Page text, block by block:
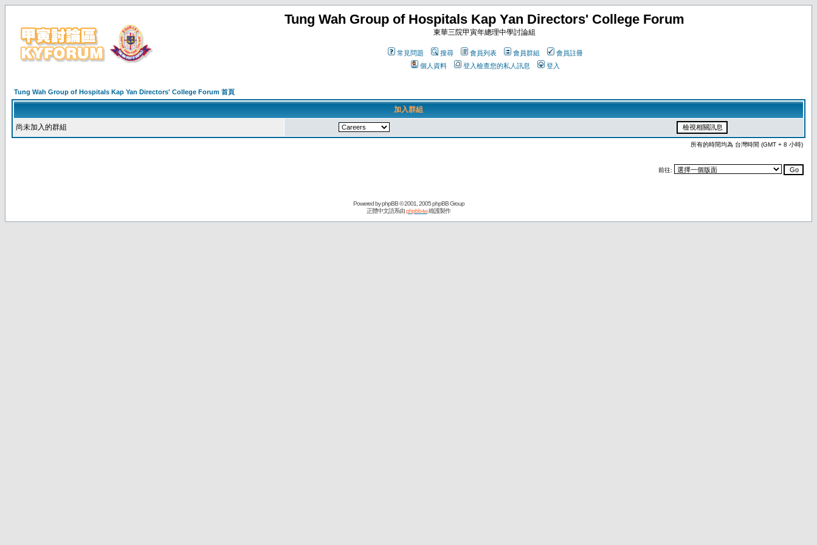
Tung Wah Group of Hospitals Kap Yan Directors' College Forum
東華三院甲寅年總理中學討論組
常見問題 搜尋 會員列表 會員群組
會員註冊
個人資料
登入檢查您的私人訊息 登入
Tung Wah Group of Hospitals Kap Yan Directors' College Forum 首頁
加入群組
尚未加入的群組
所有的時間均為 台灣時間 (GMT + 8 小時)
前往:
Powered byphpBB© 2001, 2005 phpBB Group
正體中文語系由phpbb-tw維護製作